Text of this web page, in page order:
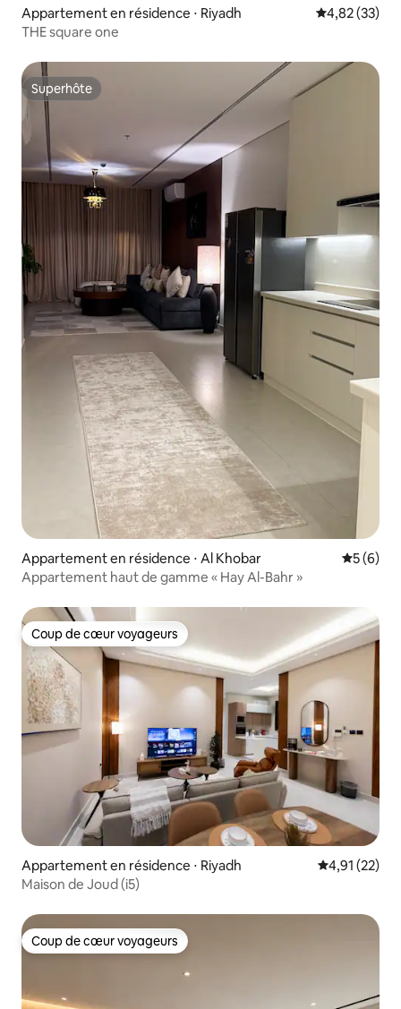
Appartement en résidence ⋅ Riyadh Évaluation
4,82 (33)
THE square one
Superhôte
Superhôte
Appartement en résidence ⋅ Al Khobar
5 (6)
Appartement haut de gamme « Hay Al-Bahr »
Coup de cœur voyageurs
Coup de cœur voyageurs
Appartement en résidence ⋅ Riyadh Évaluation
4,91 (22)
Maison de Joud (i5)
Coup de cœur voyageurs
Coup de cœur voyageurs